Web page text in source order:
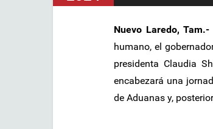
Nuevo Laredo, Tam.-
humano, el
presidenta Claudia
encabezará una
de Aduanas y,